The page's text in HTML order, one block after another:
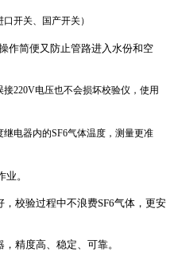
开关、国产开关）
作简便又防止管路进入水份和空
220V电压也不会损坏校验仪，使用
电器内的SF6气体温度，测量更准
。
校验过程中不浪费SF6气体，更安
，精度高、稳定、可靠。